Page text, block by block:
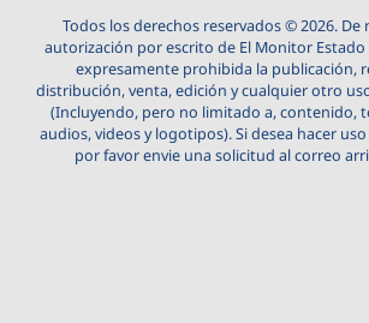
Todos los derechos reservados © 2026. De
autorización por escrito de El Monitor Estado
expresamente prohibida la publicación,
distribución, venta, edición y cualquier otro
(Incluyendo, pero no limitado a, contenido,
audios, videos y logotipos). Si desea hacer
por favor envie una solicitud al correo